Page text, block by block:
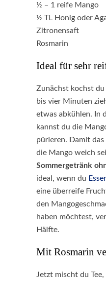
½ – 1 reife Mango
½ TL Honig oder
Zitronensaft
Rosmarin
Ideal für sehr
Zunächst kochst du
bis vier Minuten
etwas abkühlen. In
kannst du die
pürieren. Damit
die Mango weich
Sommergetränk
ideal, wenn du
eine überreife
den
haben möchtest,
Hälfte.
Mit Rosmarin
Jetzt mischt du